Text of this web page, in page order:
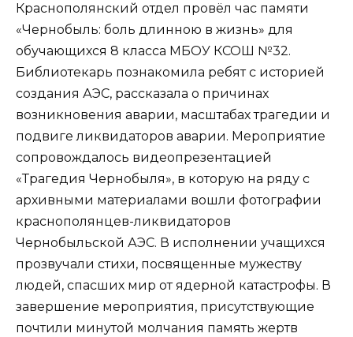
Краснополянский отдел провёл час памяти
«Чернобыль: боль длинною в жизнь» для
обучающихся 8 класса МБОУ КСОШ №32.
Библиотекарь познакомила ребят с историей
создания АЭС, рассказала о причинах
возникновения аварии, масштабах трагедии и
подвиге ликвидаторов аварии. Мероприятие
сопровождалось видеопрезентацией
«Трагедия Чернобыля», в которую на ряду с
архивными материалами вошли фотографии
краснополянцев-ликвидаторов
Чернобыльской АЭС. В исполнении учащихся
прозвучали стихи, посвященные мужеству
людей, спасших мир от ядерной катастрофы. В
завершение мероприятия, присутствующие
почтили минутой молчания память жертв